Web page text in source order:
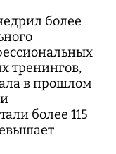
более
тренингов,
в прошлом
более 115